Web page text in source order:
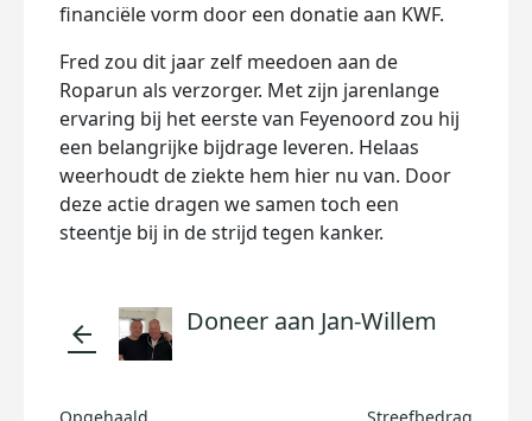
financiële vorm door een donatie aan KWF.
Fred zou dit jaar zelf meedoen aan de
Roparun als verzorger. Met zijn jarenlange
ervaring bij het eerste van Feyenoord zou hij
een belangrijke bijdrage leveren. Helaas
weerhoudt de ziekte hem hier nu van. Door
deze actie dragen we samen toch een
steentje bij in de strijd tegen kanker.
arrow_back Doneer aan Jan-Willem